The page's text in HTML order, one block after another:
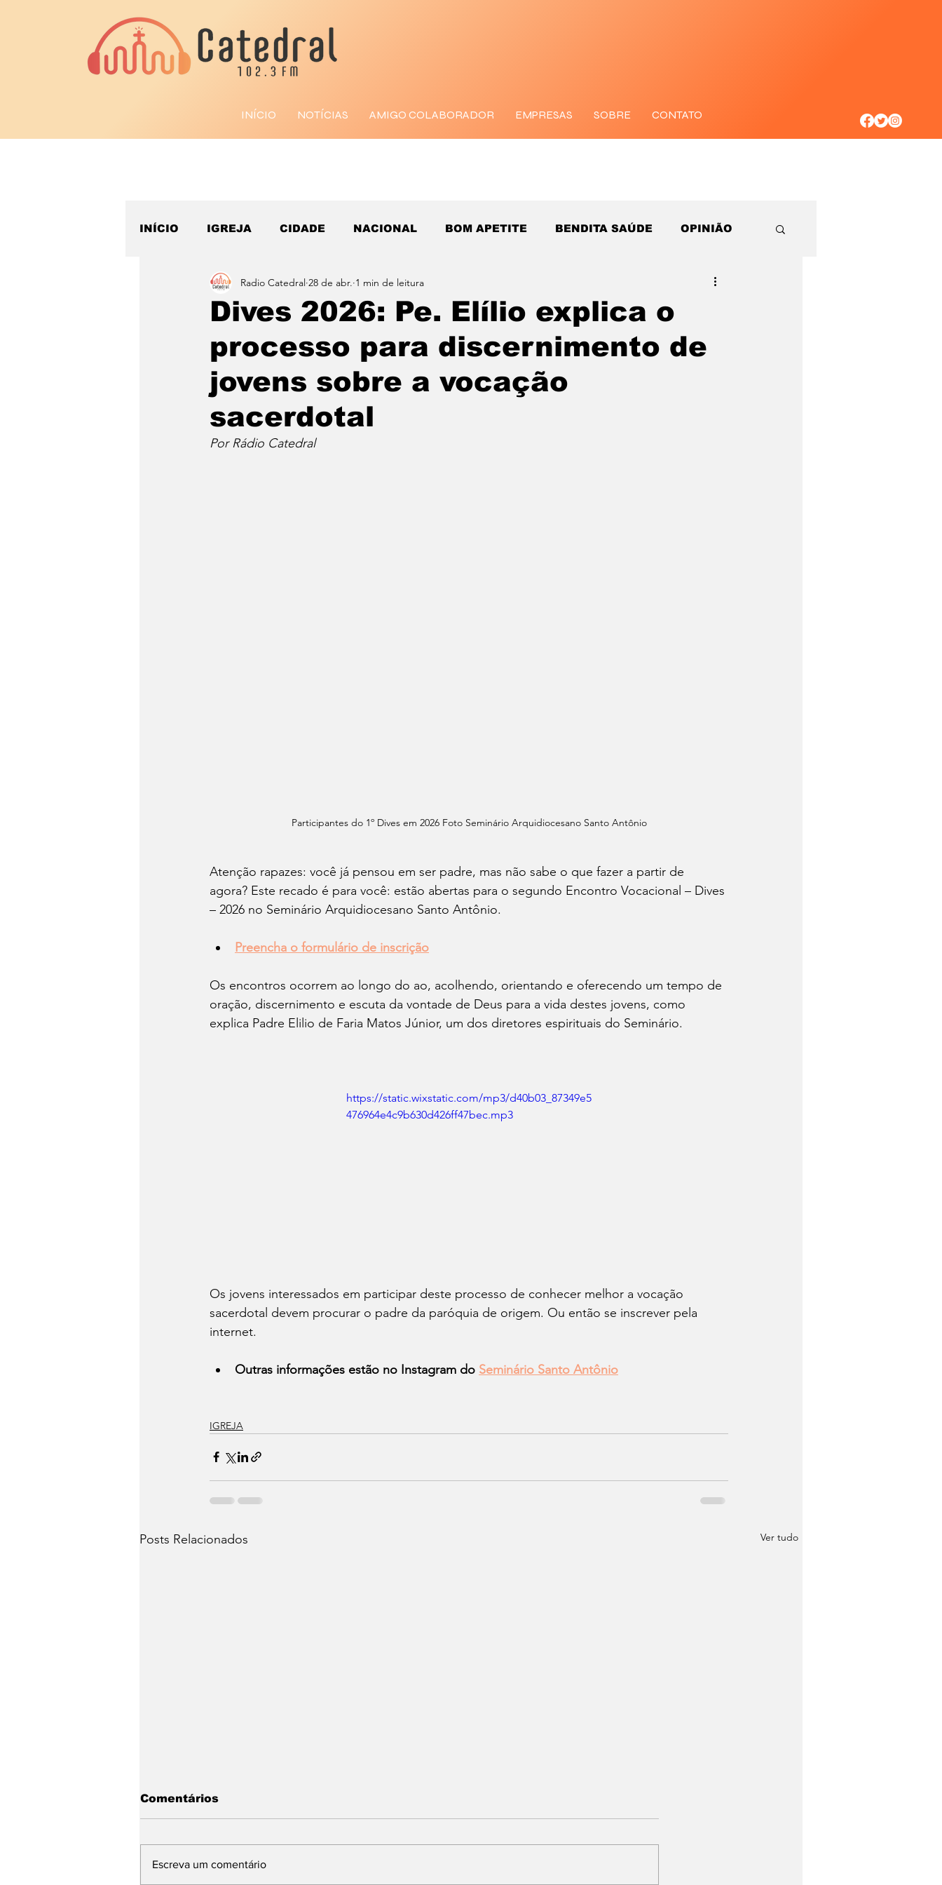
INÍCIO NOTÍCIAS AMIGO COLABORADOR EMPRESAS SOBRE CONTATO
INÍCIO IGREJA CIDADE NACIONAL BOM APETITE BENDITA SAÚDE OPINIÃO
ESPORTE
Dives 2026: Pe. Elílio explica o
processo para discernimento de
jovens sobre a vocação
sacerdotal
Radio Catedral 28 de abr. 1 min de leitura
Por Rádio Catedral
Participantes do 1º Dives em 2026 Foto Seminário Arquidiocesano Santo Antônio
Atenção rapazes: você já pensou em ser padre, mas não sabe o que fazer a partir de
agora? Este recado é para você: estão abertas para o segundo Encontro Vocacional – Dives
– 2026 no Seminário Arquidiocesano Santo Antônio.
Preencha o formulário de inscrição
Os encontros ocorrem ao longo do ao, acolhendo, orientando e oferecendo um tempo de
oração, discernimento e escuta da vontade de Deus para a vida destes jovens, como
explica Padre Elilio de Faria Matos Júnior, um dos diretores espirituais do Seminário.
https://static.wixstatic.com/mp3/d40b03_87349e5
476964e4c9b630d426ff47bec.mp3
Os jovens interessados em participar deste processo de conhecer melhor a vocação
sacerdotal devem procurar o padre da paróquia de origem. Ou então se inscrever pela
internet.
Outras informações estão no Instagram do Seminário Santo Antônio
IGREJA
Posts Relacionados Ver tudo
Comentários
Escreva um comentário